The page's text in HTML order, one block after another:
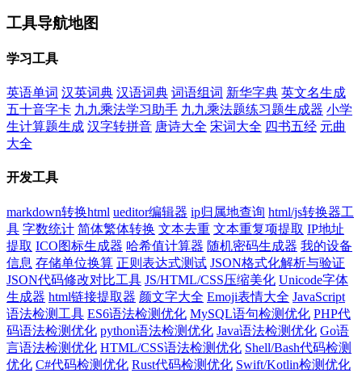
工具导航地图
学习工具
英语单词 汉英词典 汉语词典 词语组词 新华字典 英文名生成
五十音字卡 九九乘法学习助手 九九乘法题练习题生成器 小学
生计算题生成 汉字转拼音 唐诗大全 宋词大全 四书五经 元曲
大全
开发工具
markdown转换html ueditor编辑器 ip归属地查询 html/js转换器工
具 字数统计 简体繁体转换 文本去重 文本重复项提取 IP地址
提取 ICO图标生成器 哈希值计算器 随机密码生成器 我的设备
信息 存储单位换算 正则表达式测试 JSON格式化解析与验证
JSON代码修改对比工具 JS/HTML/CSS压缩美化 Unicode字体
生成器 html链接提取器 颜文字大全 Emoji表情大全 JavaScript
语法检测工具 ES6语法检测优化 MySQL语句检测优化 PHP代
码语法检测优化 python语法检测优化 Java语法检测优化 Go语
言语法检测优化 HTML/CSS语法检测优化 Shell/Bash代码检测
优化 C#代码检测优化 Rust代码检测优化 Swift/Kotlin检测优化